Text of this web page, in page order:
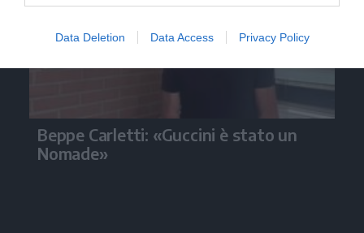
Data Deletion Data Access Privacy Policy
Beppe Carletti: «Guccini è stato un
Nomade»